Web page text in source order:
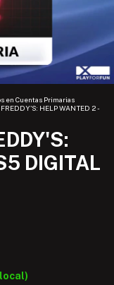
en Cuentas Primarias
HELP WANTED 2 -
DIGITAL